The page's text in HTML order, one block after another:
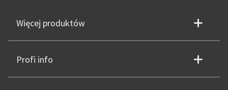
Więcej produktów
Profi info